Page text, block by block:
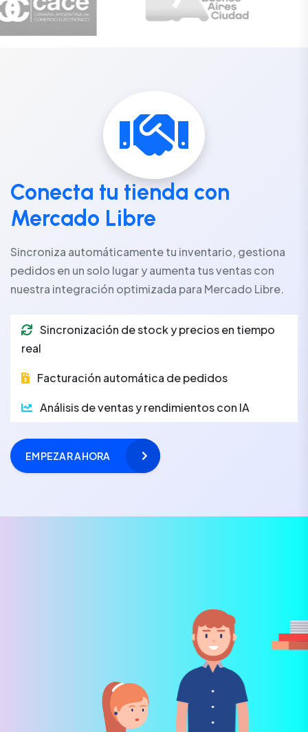
Conecta tu tienda con
Mercado Libre
Sincroniza automáticamente tu inventario, gestiona
pedidos en un solo lugar y aumenta tus ventas con
nuestra integración optimizada para Mercado Libre.
Sincronización de stock y precios en tiempo
real
Facturación automática de pedidos
Análisis de ventas y rendimientos con IA
EMPEZAR AHORA